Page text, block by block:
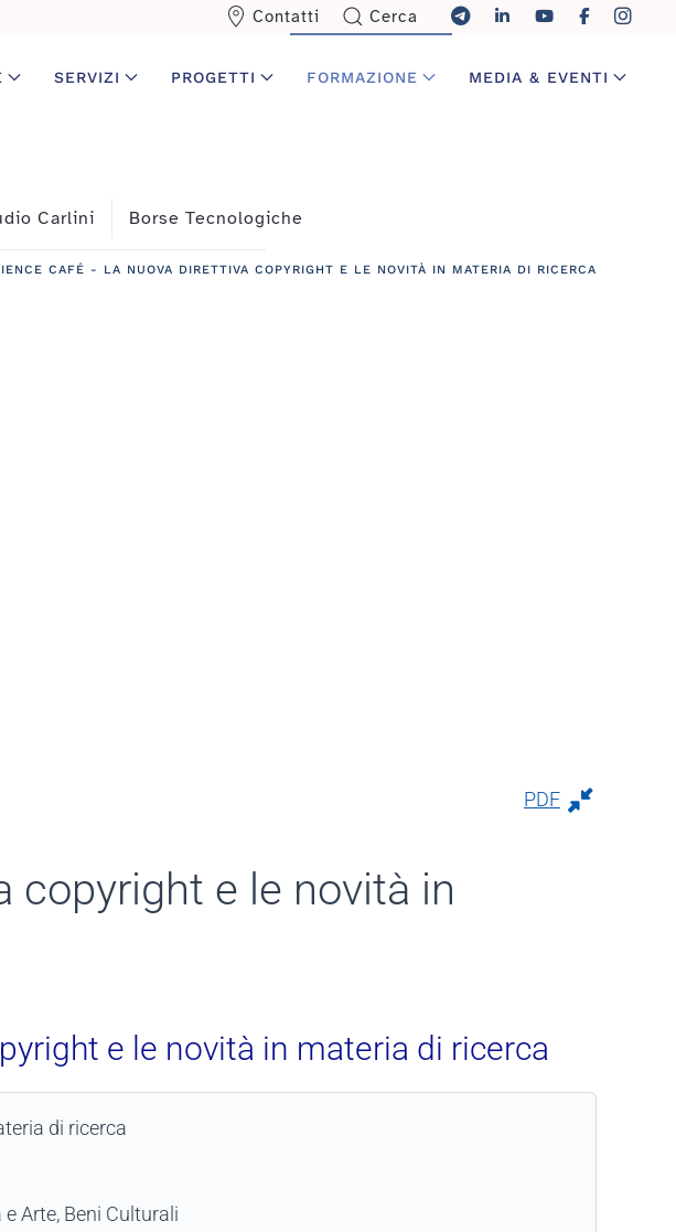
Contatti Cerca
SERVIZI PROGETTI FORMAZIONE MEDIA & EVENTI
Carlini Borse Tecnologiche
CAFÉ - LA NUOVA DIRETTIVA COPYRIGHT E LE NOVITÀ IN MATERIA DI RICERCA
PDF
copyright e le novità in
e le novità in materia di ricerca
di ricerca
Arte, Beni Culturali